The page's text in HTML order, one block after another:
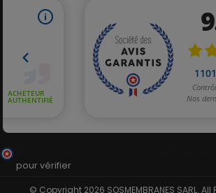
© Copyright 2026 SOSMEMBRANES SARL.
pour vérifier